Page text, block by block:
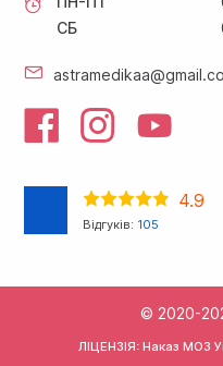
СБ
4.9
Відгуків: 105
© 2020-
ЛІЦЕНЗІЯ: Наказ МОЗ